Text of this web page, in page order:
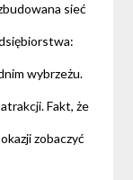
sieć
wybrzeżu.
Fakt, że
zobaczyć